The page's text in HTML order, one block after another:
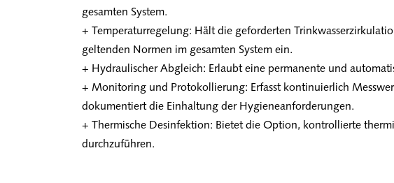
gesamten System.
+ Temperaturregelung: Hält die geforderten
geltenden Normen im gesamten System ein.
+ Hydraulischer Abgleich: Erlaubt eine permanente und
+ Monitoring und Protokollierung: Erfasst kontinuierlich
dokumentiert die Einhaltung der Hygieneanforderungen.
+ Thermische Desinfektion: Bietet die Option, kontrollierte
durchzuführen.